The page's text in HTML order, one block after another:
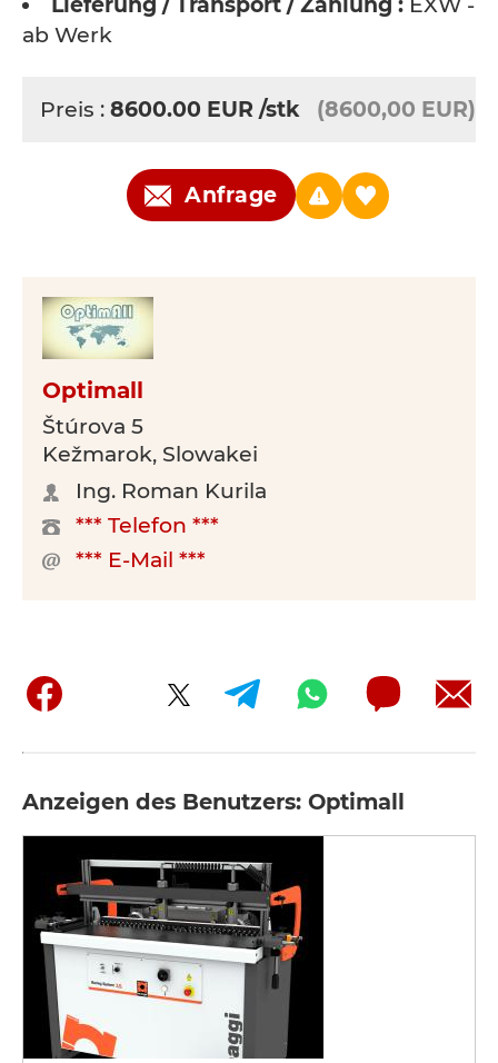
ab Werk
Preis : 8600.00 EUR /stk (8600,00 EUR)
Anfrage
Optimall
Štúrova 5
Kežmarok, Slowakei
Ing. Roman Kurila
*** Telefon ***
*** E-Mail ***
Anzeigen des Benutzers: Optimall